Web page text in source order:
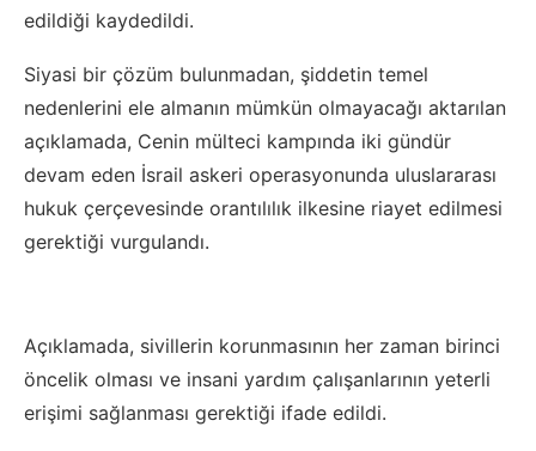
edildiği kaydedildi.
Siyasi bir çözüm bulunmadan, şiddetin temel
nedenlerini ele almanın mümkün olmayacağı aktarılan
açıklamada, Cenin mülteci kampında iki gündür
devam eden İsrail askeri operasyonunda uluslararası
hukuk çerçevesinde orantılılık ilkesine riayet edilmesi
gerektiği vurgulandı.
Açıklamada, sivillerin korunmasının her zaman birinci
öncelik olması ve insani yardım çalışanlarının yeterli
erişimi sağlanması gerektiği ifade edildi.